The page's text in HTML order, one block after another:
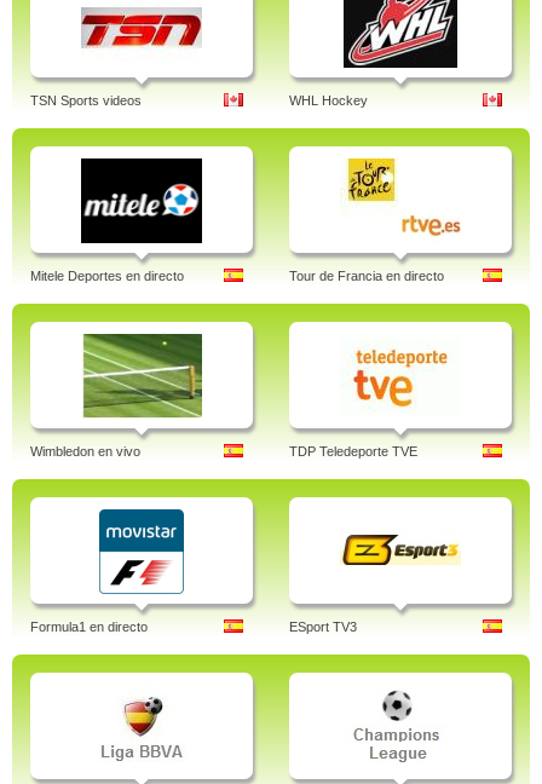
TSN Sports videos WHL Hockey
Mitele Deportes en directo Tour de Francia en directo
Wimbledon en vivo TDP Teledeporte TVE
Formula1 en directo ESport TV3